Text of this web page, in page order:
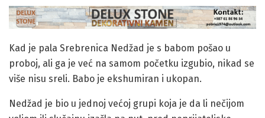
Kad je pala Srebrenica Nedžad je s babom pošao u
proboj, ali ga je već na samom početku izgubio, nikad se
više nisu sreli. Babo je ekshumiran i ukopan.
Nedžad je bio u jednoj većoj grupi koja je da li nečijom